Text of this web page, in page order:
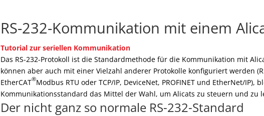
RS-232-Kommunikation mit einem
Tutorial zur seriellen Kommunikation
Das RS-232-Protokoll ist die Standardmethode für die Kommunikation mit
können aber auch mit einer Vielzahl anderer Protokolle konfiguriert werden
EtherCAT®Modbus RTU oder TCP/IP, DeviceNet, PROFINET und EtherNet/IP),
Kommunikationsstandard das Mittel der Wahl, um Alicats zu steuern und zu
Der nicht ganz so normale RS-232-Standard